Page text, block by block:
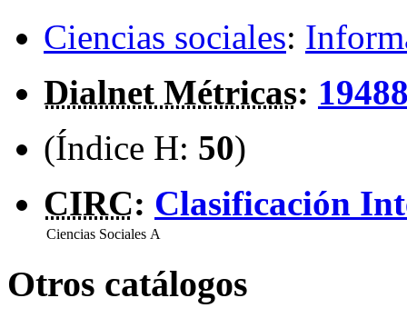
Ciencias sociales:
Dialnet Métricas:
(Índice H: 50)
CIRC: Clasificación
Ciencias Sociales A
Otros catálogos